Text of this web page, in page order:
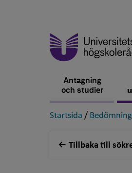
Antagning
och studier
Startsida ,
/
Tillbaka till